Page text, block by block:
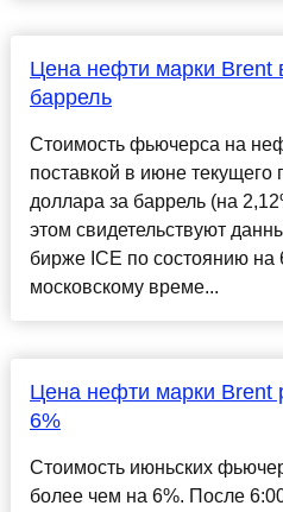
Цена нефти марки Brent
баррель
Стоимость фьючерса на
поставкой в июне текущего
доллара за баррель (на
этом свидетельствуют
бирже ICE по состоянию на
московскому време...
Цена нефти марки Brent
6%
Стоимость июньских
более чем на 6%. После